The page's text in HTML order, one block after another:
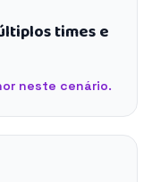
times e
neste cenário.